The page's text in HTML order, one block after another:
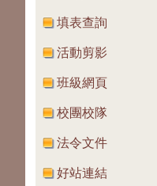
填表查詢
活動剪影
班級網頁
校團校隊
法令文件
好站連結